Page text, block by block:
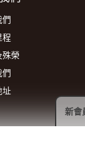
們
程
殊榮
們
址
新會